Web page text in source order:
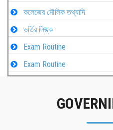
কলেজের মৌলিক তথ্যাদি
ভর্তির লিঙ্ক
Exam Routine
Exam Routine